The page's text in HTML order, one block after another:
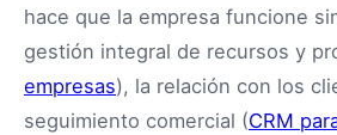
hace que la empresa funcione
gestión integral de recursos y
empresas), la relación con los
seguimiento comercial (CRM